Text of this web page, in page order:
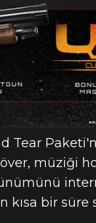
Tear
müziği
bir süre